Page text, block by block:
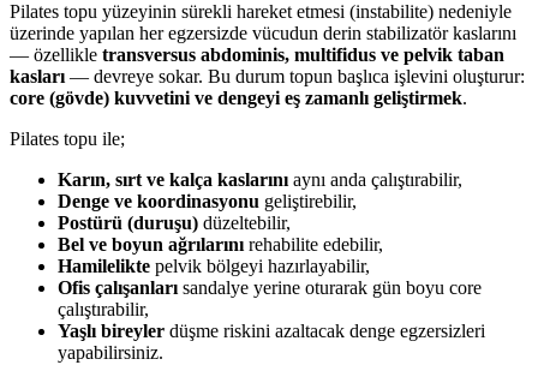
Pilates topu yüzeyinin sürekli hareket etmesi (instabilite) nedeniyle
üzerinde yapılan her egzersizde vücudun derin stabilizatör kaslarını
— özellikle transversus abdominis, multifidus ve pelvik taban
kasları— devreye sokar. Bu durum topun başlıca işlevini oluşturur:
core (gövde) kuvvetini ve dengeyi eş zamanlı geliştirmek.
Pilates topu ile;
Karın, sırt ve kalça kaslarınıaynı anda çalıştırabilir,
Denge ve koordinasyonu geliştirebilir,
Postürü (duruşu) düzeltebilir,
Bel ve boyun ağrılarınırehabilite edebilir,
Hamilelikte pelvik bölgeyi hazırlayabilir,
Ofis çalışanlarısandalye yerine oturarak gün boyu core
çalıştırabilir,
Yaşlı bireyler düşme riskini azaltacak denge egzersizleri
yapabilirsiniz.